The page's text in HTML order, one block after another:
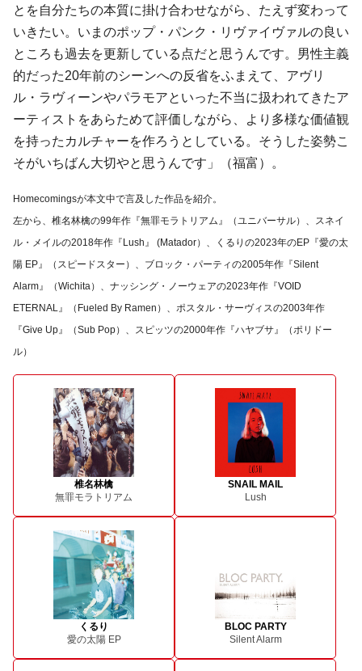
とを自分たちの本質に掛け合わせながら、たえず変わって
いきたい。いまのポップ・パンク・リヴァイヴァルの良い
ところも過去を更新している点だと思うんです。男性主義
的だった20年前のシーンへの反省をふまえて、アヴリ
ル・ラヴィーンやパラモアといった不当に扱われてきたア
ーティストをあらためて評価しながら、より多様な価値観
を持ったカルチャーを作ろうとしている。そうした姿勢こ
そがいちばん大切やと思うんです」（福富）。
Homecomingsが本文中で言及した作品を紹介。
左から、椎名林檎の99年作『無罪モラトリアム』（ユニバーサル）、スネイ
ル・メイルの2018年作『Lush』 (Matador）、くるりの2023年のEP『愛の太
陽 EP』（スピードスター）、ブロック・パーティの2005年作『Silent
Alarm』（Wichita）、ナッシング・ノーウェアの2023年作『VOID
ETERNAL』（Fueled By Ramen）、ポスタル・サーヴィスの2003年作
『Give Up』（Sub Pop）、スピッツの2000年作『ハヤブサ』（ポリドー
ル）
椎名林檎
無罪モラトリアム
SNAIL MAIL
Lush
くるり
愛の太陽 EP
BLOC PARTY
Silent Alarm